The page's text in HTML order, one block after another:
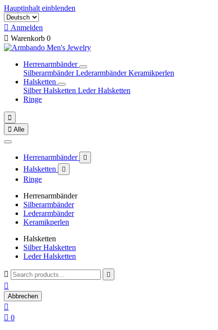
Hauptinhalt einblenden
 Anmelden
 Warenkorb 0
Herrenarmbänder
SilberarmbänderLederarmbänderKeramikperlen
Halsketten
Silber Halsketten Leder Halsketten
Ringe

 Alle
Herrenarmbänder 
Halsketten 
Ringe
Herrenarmbänder
Silberarmbänder
Lederarmbänder
Keramikperlen
Halsketten
Silber Halsketten
Leder Halsketten
 

Abbrechen

 0